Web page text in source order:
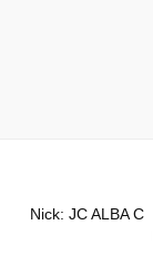
Nick: JC ALBA C